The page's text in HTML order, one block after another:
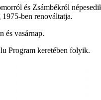
és Zsámbékról
ben renováltatja.
és vasárnap.
Program keretében folyik.